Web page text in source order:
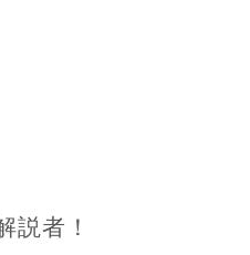
説者！